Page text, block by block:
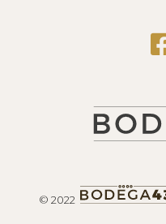
© 2022